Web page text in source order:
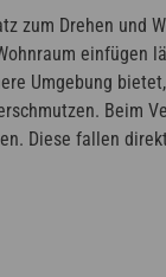
zum Drehen und
einfügen
Umgebung
Beim
Diese fallen